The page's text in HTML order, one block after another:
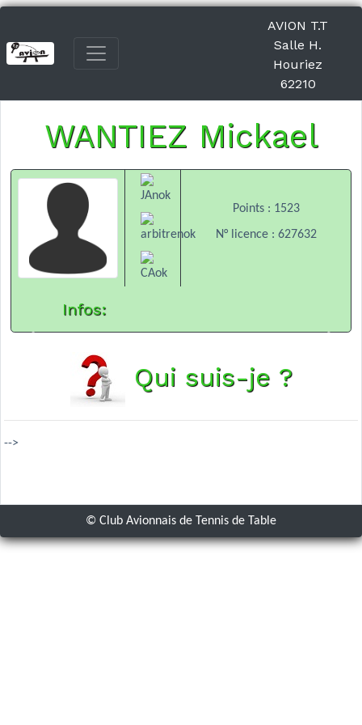
AVION T.T
Salle H.
Houriez
62210
WANTIEZ Mickael
Points : 1523
N° licence : 627632
Infos:
Qui suis-je ?
-->
© Club Avionnais de Tennis de Table